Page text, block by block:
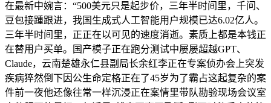
在最新中婉言：“500美元只是起步价，三年半时间里，千问、
豆包接踵跟进，我国生成式人工智能用户规模已达6.02亿人。
三年半时间里，正正在以可见的速度消逝。素质上都是本钱正
在替用户买单。国产模子正在跑分测试中屡屡超越GPT、
Claude，云南楚雄永仁县副局长余红李正在专案侦办会上突发
疾病猝然倒下因公生命定格正在了45岁为了霸占这起复杂的案
件前一夜他还像往常一样沉浸正在案情里带队勘验现场会议室